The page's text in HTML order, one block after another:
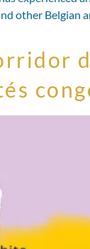
other Belgian